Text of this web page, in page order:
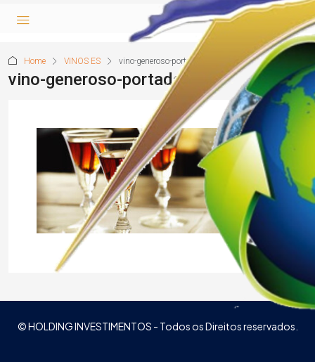
Home VINOS ES vino-generoso-portada
vino-generoso-portada
© HOLDING INVESTIMENTOS - Todos os Direitos reservados.